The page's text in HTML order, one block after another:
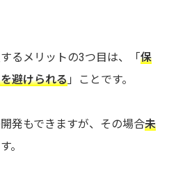
るメリットの3つ目は、「保
避けられる 」ことです。
発もできますが、その場合未
。